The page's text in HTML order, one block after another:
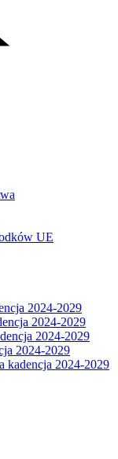
UE
2024-2029
2024-2029
2024-2029
2024-2029
kadencja 2024-2029